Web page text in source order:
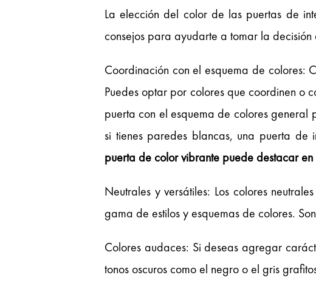
La elección del color de las puertas de
consejos para ayudarte a tomar la decisión
Coordinación con el esquema de colores:
Puedes optar por colores que coordinen o
puerta con el esquema de colores general
si tienes paredes blancas, una puerta de
puerta de color vibrante puede destacar
Neutrales y versátiles: Los colores
gama de estilos y esquemas de colores.
Colores audaces: Si deseas agregar
tonos oscuros como el negro o el gris